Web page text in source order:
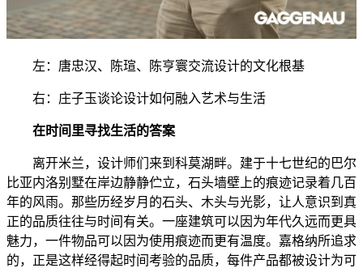
左：唐忠汉、陈瑄、陈亨寰交流设计的文化根基
右：庄子玉谈论设计如何融入艺术与生活
在时间里寻找生活的答案
离开米兰，设计师们来到科莫湖畔。建于十七世纪的巴尔
比亚内洛别墅在岸边静静伫立，石头墙壁上的痕迹记录着几百
年的风雨。那些历经岁月的石头、木头与光影，让人意识到真
正的品质往往与时间有关。一座建筑可以因为年代久远而更具
魅力，一件物品可以因为使用痕迹而更有温度。嘉格纳所追求
的，正是这样经得起时间考验的品质，每件产品都被设计为可